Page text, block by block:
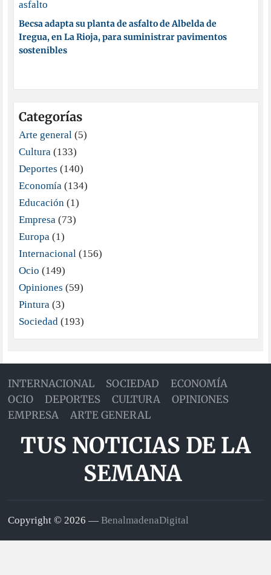
Becsa adapta su planta de asfalto de Albelda de
Iregua, en La Rioja, para suministrar pavimentos
sostenibles
Categorías
Arte general(5)
Cultura(133)
Deportes (140)
Economía(134)
Educación(1)
Empresa(73)
Europa(1)
Internacional(156)
Ocio (149)
Opiniones (59)
Pintura(3)
Sociedad(193)
INTERNACIONAL SOCIEDAD
ECONOMÍA
OCIO
DEPORTES CULTURA
OPINIONES
EMPRESA
ARTE GENERAL
TUS NOTICIAS DE LA
SEMANA
Copyright © 2026 —BenalmadenaDigital